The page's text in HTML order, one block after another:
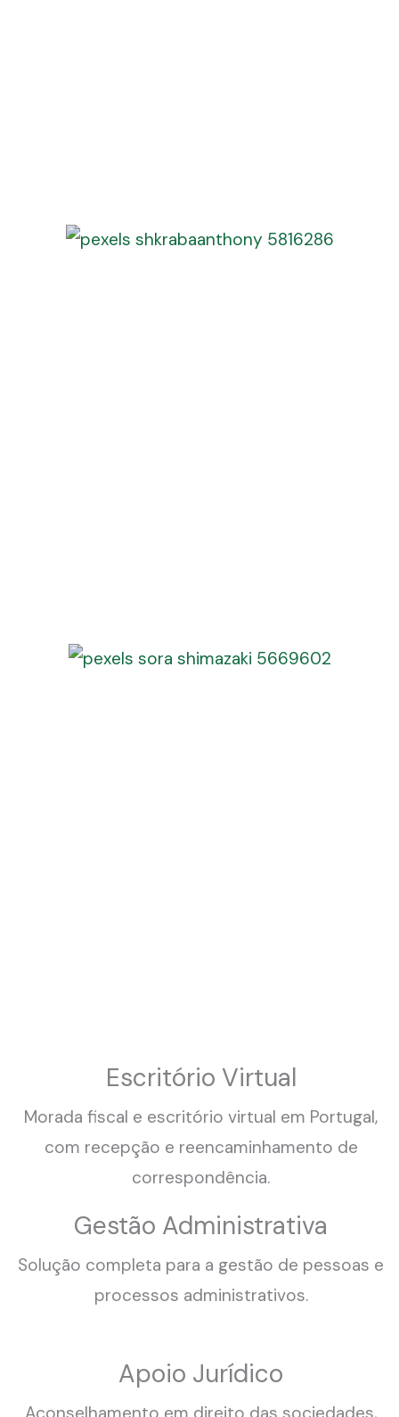
Escritório Virtual
Morada fiscal e escritório virtual em Portugal,
com recepção e reencaminhamento de
correspondência.
Gestão Administrativa
Solução completa para a gestão de pessoas e
processos administrativos.
Apoio Jurídico